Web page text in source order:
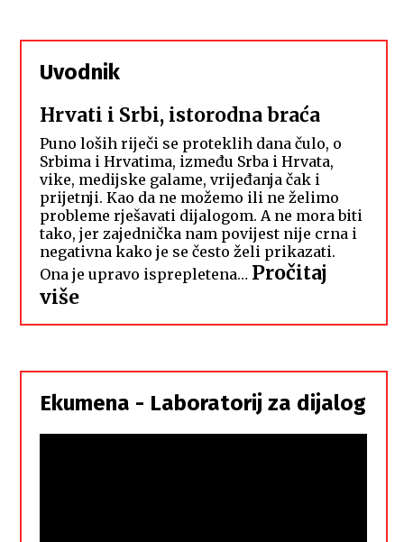
Uvodnik
Hrvati i Srbi, istorodna braća
Puno loših riječi se proteklih dana čulo, o
Srbima i Hrvatima, između Srba i Hrvata,
vike, medijske galame, vrijeđanja čak i
prijetnji. Kao da ne možemo ili ne želimo
probleme rješavati dijalogom. A ne mora biti
tako, jer zajednička nam povijest nije crna i
negativna kako je se često želi prikazati.
Ona je upravo isprepletena… Pročitaj
više:
Hrvati
Srbi,
istorodna
braća
Ekumena - Laboratorij za dijalog